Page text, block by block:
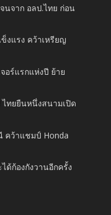
นจาก อลป.ไทย ก่อน
งแรง คว้าเหรียญ
อร์แรกแห่งปี ย้าย
ทยยืนหนึ่งสนามเปิด
คว้าแชมป์ Honda
ด้ก้องกังวานอีกครั้ง